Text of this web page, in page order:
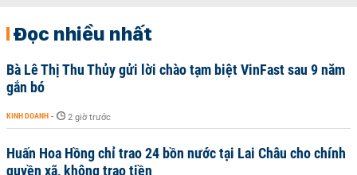
Đọc nhiều nhất
Bà Lê Thị Thu Thủy gửi lời chào tạm biệt VinFast sau 9 năm
gắn bó
KINH DOANH - 2 giờ trước
Huấn Hoa Hồng chỉ trao 24 bồn nước tại Lai Châu cho chính
quyền xã, không trao tiền